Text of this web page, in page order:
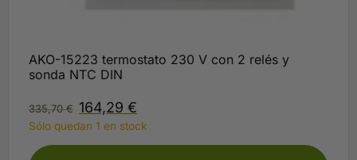
AKO-15223 termostato 230 V con 2 relés y
sonda NTC DIN
335,70€ 164,29 €
Sólo quedan 1 en stock